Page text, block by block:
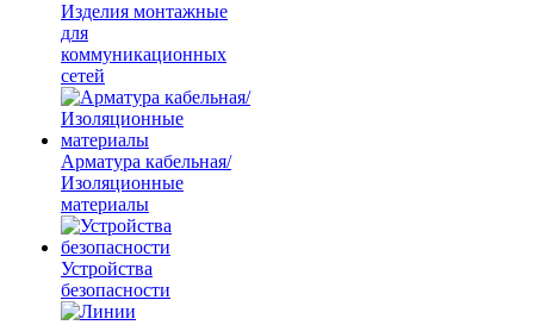
Изделия монтажные
для
коммуникационных
сетей
Арматура кабельная/
Изоляционные
материалы
Устройства
безопасности